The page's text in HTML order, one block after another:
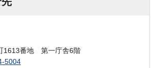
1613番地 第一庁舎6階
5004